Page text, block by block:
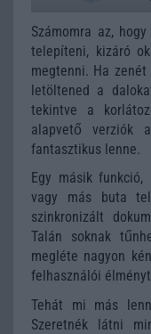
Számomra az,
telepíteni, kizáró
megtenni. Ha
letöltened a
tekintve a
alapvető verziók
fantasztikus lenne.
Egy másik
vagy más buta
szinkronizált
Talán soknak
megléte nagyon
felhasználói
Tehát mi más
Szeretnék látni